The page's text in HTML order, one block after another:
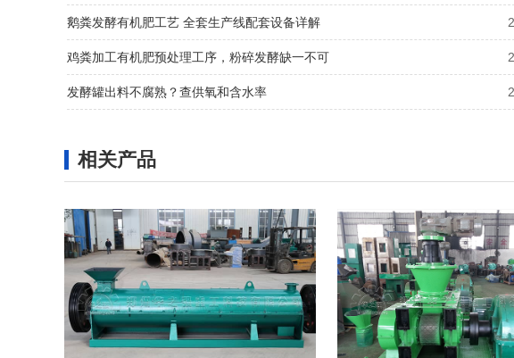
鹅粪发酵有机肥工艺 全套生产线配套设备详解
鸡粪加工有机肥预处理工序，粉碎发酵缺一不可
发酵罐出料不腐熟？查供氧和含水率
相关产品